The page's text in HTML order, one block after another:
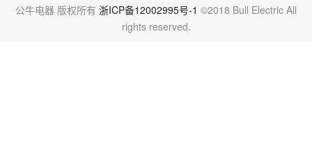
公牛电器 版权所有 浙ICP备12002995号-1 ©2018 Bull Electric All
rights reserved.